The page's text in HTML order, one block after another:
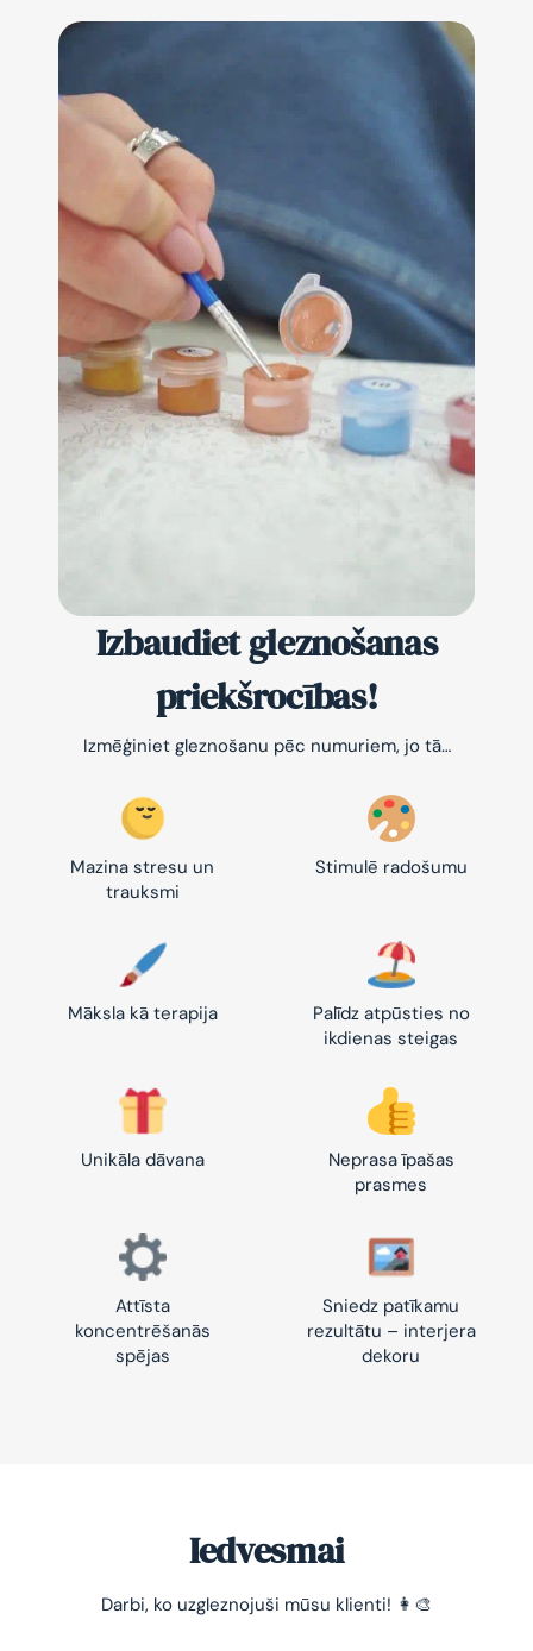
Izbaudiet gleznošanas
priekšrocības!
Izmēģiniet gleznošanu pēc numuriem, jo tā…
Mazina stresu un
trauksmi
Stimulē radošumu
Māksla kā terapija
Palīdz atpūsties no
ikdienas steigas
Unikāla dāvana
Neprasa īpašas
prasmes
Attīsta
koncentrēšanās
spējas
Sniedz patīkamu
rezultātu – interjera
dekoru
Iedvesmai
Darbi, ko uzgleznojuši mūsu klienti! 👩‍🎨